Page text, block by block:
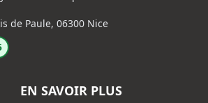
de Paule, 06300 Nice
EN SAVOIR PLUS